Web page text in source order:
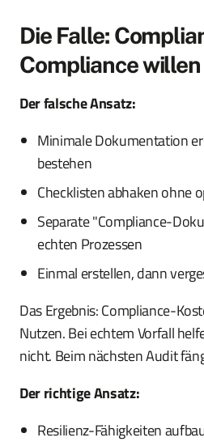
Die Falle:
Compliance willen
Der falsche Ansatz:
Minimale Dokumentation
bestehen
Checklisten abhaken ohne
Separate "Compliance-
echten Prozessen
Einmal erstellen, dann
Das Ergebnis: Compliance-
Nutzen. Bei echtem Vorfall
nicht. Beim nächsten Audit
Der richtige Ansatz:
Resilienz-Fähigkeiten